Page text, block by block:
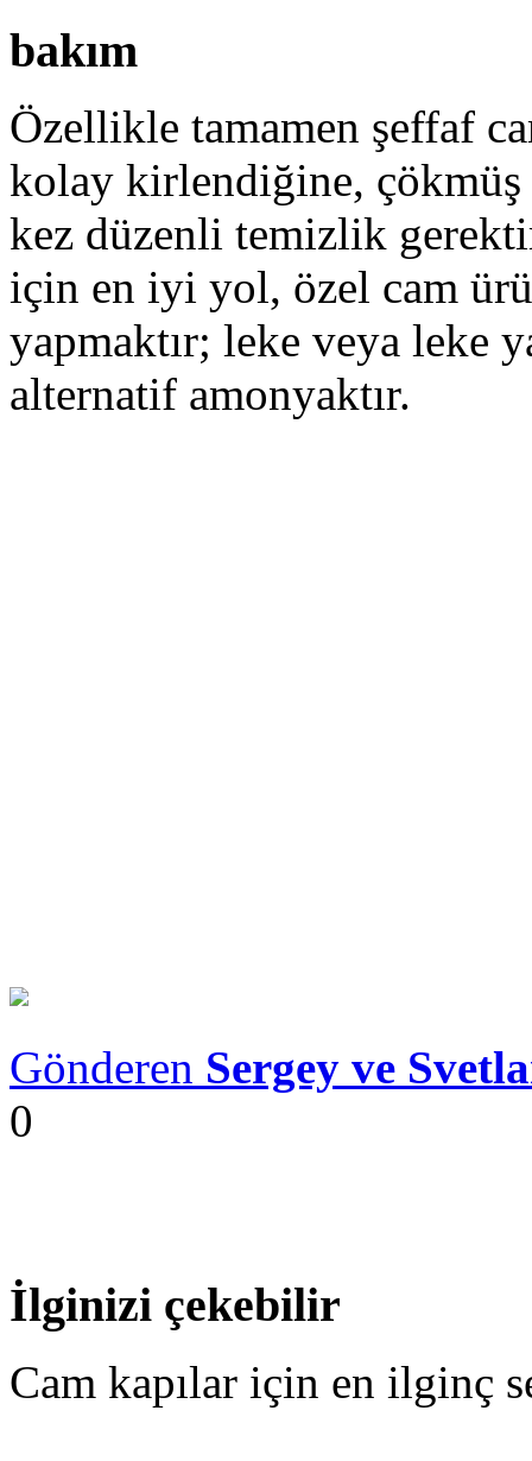
bakım
Özellikle tamamen şeffaf
kolay kirlendiğine,
kez düzenli temizlik
için en iyi yol, özel cam
yapmaktır; leke veya leke
alternatif amonyaktır.
Gönderen Sergey ve
0
İlginizi çekebilir
Cam kapılar için en ilginç